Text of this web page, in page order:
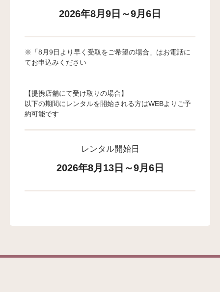
2026年8月9日～9月6日
※「8月9日より早く受取をご希望の場合」はお電話に
てお申込みください
【提携店舗にて受け取りの場合】
以下の期間にレンタルを開始される方はWEBよりご予
約可能です
レンタル開始日
2026年8月13日～9月6日